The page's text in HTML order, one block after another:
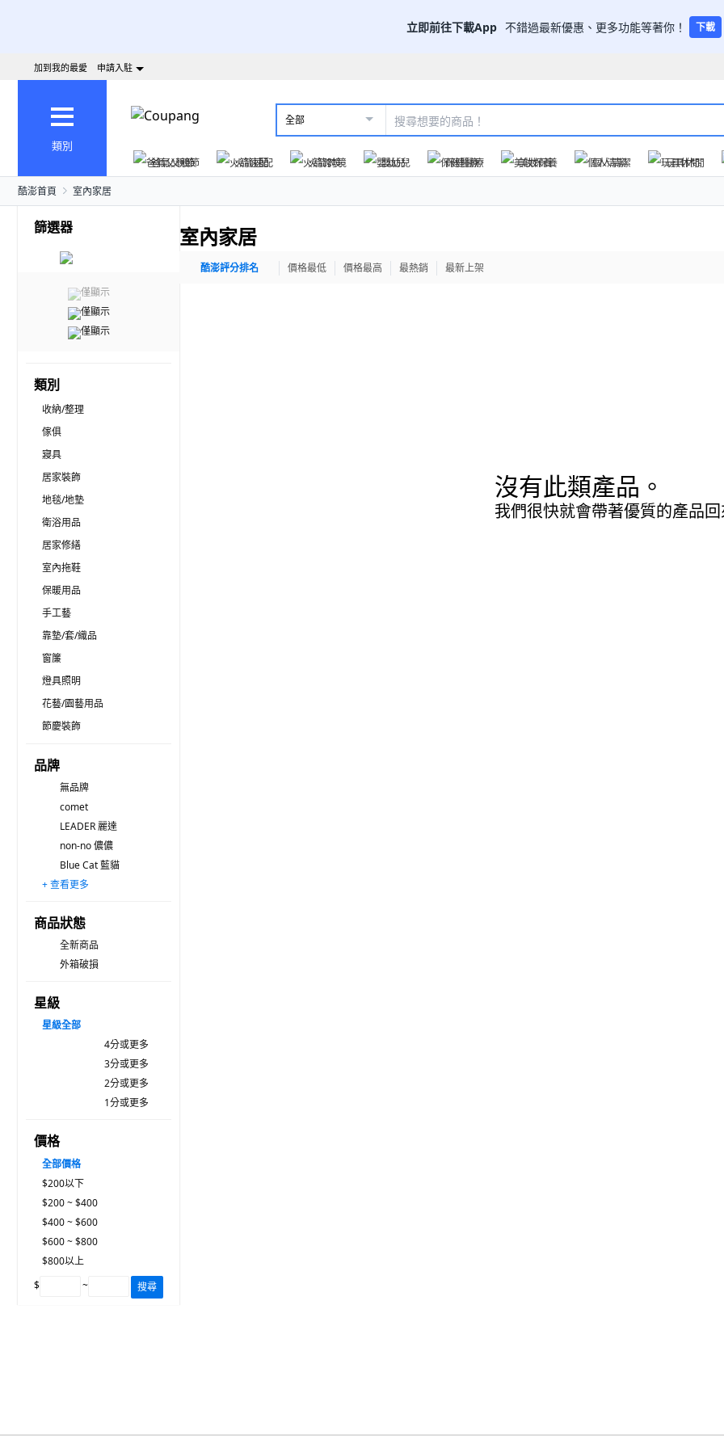
立即前往下載App 不錯過最新優惠、更多功能等著你！ 下載
加到我的最愛 申請入駐
類別
全部
爸氣父親節 火箭速配 火箭跨境 嬰幼兒 保健醫療 美妝保養 個人清潔 玩具休閒
酷澎首頁 室內家居
篩選器
僅顯示
僅顯示
僅顯示
類別
收納/整理
傢俱
寢具
居家裝飾
地毯/地墊
衛浴用品
居家修繕
室內拖鞋
保暖用品
手工藝
靠墊/套/織品
窗簾
燈具照明
花藝/園藝用品
節慶裝飾
品牌
無品牌
comet
LEADER 麗達
non-no 儂儂
Blue Cat 藍貓
atojet
3M Command 無痕
3M Scotch-Brite 百利
minaier 羋奈兒
DeLi Life 德利生活
ROICHEN
3M Nexcare
KOBAYASHI 小林製藥 桐灰
PowerSync 群加
BangJiaShi 幫家適
COCODOR 珂珂朵爾
AOTTO 創意傢俱
ITO 日本伊藤
HONDONI
Kinyo
+ 查看更多
商品狀態
全新商品
外箱破損
星級
星級全部
4分或更多
3分或更多
2分或更多
1分或更多
價格
全部價格
$200以下
$200 ~ $400
$400 ~ $600
$600 ~ $800
$800以上
$
~ 搜尋
室內家居
酷澎評分排名 價格最低 價格最高 最熱銷 最新上架
沒有此類產品。
我們很快就會帶著優質的產品